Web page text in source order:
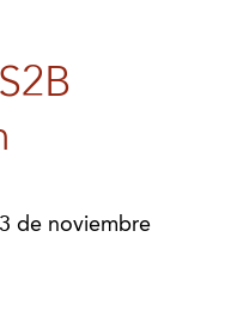
de noviembre